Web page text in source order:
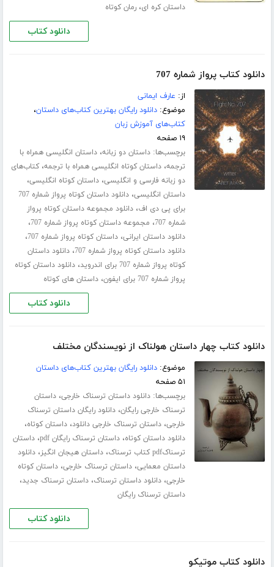
داستان کره ای،رمان کوتاه
دانلود کتاب
دانلود کتاب پرواز شماره 707
از: عارف ایمانی
موضوع:دانلود رایگان بهترین کتاب‌های داستان،
کتاب‌های آموزش زبان
۱۹ صفحه
برچسب‌ها:داستان دو زبانه،داستان انگلیسی همراه با
ترجمه،داستان کوتاه انگلیسی همراه با ترجمه،کتاب‌های
دو زبانه فارسی و انگلیسی،داستان کوتاه انگلیسی،
داستان انگلیسی،
دانلود داستان کوتاه پرواز شماره 707
برای پی دی اف،دانلود مجموعه داستان کوتاه پرواز
شماره 707
، مجموعه داستان کوتاه پرواز شماره 707 ،
دانلود داستان ایرانی،داستان کوتاه پرواز شماره 707 ،
دانلود داستان کوتاه پرواز شماره 707 ،دانلود داستان
کوتاه پرواز شماره 707 برای اندروید
،دانلود داستان کوتاه
پرواز شماره 707 برای ایفون
،داستان های کوتاه
دانلود کتاب
دانلود کتاب چهار داستان هولناک از نویسندگان مختلف
موضوع:دانلود رایگان بهترین کتاب‌های داستان
۵۱ صفحه
برچسب‌ها:دانلود داستان ترسناک خارجی،داستان
ترسناک خارجی رایگان،دانلود رایگان داستان ترسناک
خارجی،داستان ترسناک خارجی دانلود،داستان کوتاه،
دانلود داستان کوتاه،داستان ترسناک رایگان pdf ،داستان
ترسناکpdf کتاب ترسناک
،داستان هیجان انگیز،دانلود
داستان معمایی،داستان ترسناک خارجی،داستان کوتاه
خارجی،دانلود داستان ترسناک،داستان ترسناک جدید،
داستان ترسناک رایگان
دانلود کتاب
دانلود کتاب موتیکو